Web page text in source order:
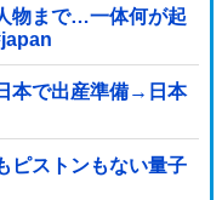
物まで…一体何が起
本で出産準備→日本
ピストンもない量子